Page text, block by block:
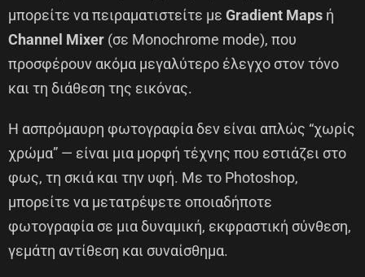
μπορείτε να πειραματιστείτε με Gradient Maps ή
Channel Mixer (σε Monochrome mode), που
προσφέρουν ακόμα μεγαλύτερο έλεγχο στον τόνο
και τη διάθεση της εικόνας.
Η ασπρόμαυρη φωτογραφία δεν είναι απλώς “χωρίς
χρώμα” — είναι μια μορφή τέχνης που εστιάζει στο
φως, τη σκιά και την υφή. Με το Photoshop,
μπορείτε να μετατρέψετε οποιαδήποτε
φωτογραφία σε μια δυναμική, εκφραστική σύνθεση,
γεμάτη αντίθεση και συναίσθημα.